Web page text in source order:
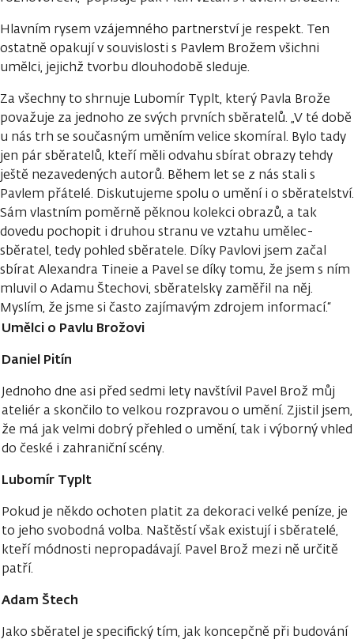
Hlavním rysem vzájemného partnerství je respekt. Ten
ostatně opakují v souvislosti s Pavlem Brožem všichni
umělci, jejichž tvorbu dlouhodobě sleduje.
Za všechny to shrnuje Lubomír Typlt, který Pavla Brože
považuje za jednoho ze svých prvních sběratelů. „V té době
u nás trh se současným uměním velice skomíral. Bylo tady
jen pár sběratelů, kteří měli odvahu sbírat obrazy tehdy
ještě nezavedených autorů. Během let se z nás stali s
Pavlem přátelé. Diskutujeme spolu o umění i o sběratelství.
Sám vlastním poměrně pěknou kolekci obrazů, a tak
dovedu pochopit i druhou stranu ve vztahu umělec-
sběratel, tedy pohled sběratele. Díky Pavlovi jsem začal
sbírat Alexandra Tineie a Pavel se díky tomu, že jsem s ním
mluvil o Adamu Štechovi, sběratelsky zaměřil na něj.
Myslím, že jsme si často zajímavým zdrojem informací.“
Umělci o Pavlu Brožovi
Daniel Pitín
Jednoho dne asi před sedmi lety navštívil Pavel Brož můj
ateliér a skončilo to velkou rozpravou o umění. Zjistil jsem,
že má jak velmi dobrý přehled o umění, tak i výborný vhled
do české i zahraniční scény.
Lubomír Typlt
Pokud je někdo ochoten platit za dekoraci velké peníze, je
to jeho svobodná volba. Naštěstí však existují i sběratelé,
kteří módnosti nepropadávají. Pavel Brož mezi ně určitě
patří.
Adam Štech
Jako sběratel je specifický tím, jak koncepčně při budování